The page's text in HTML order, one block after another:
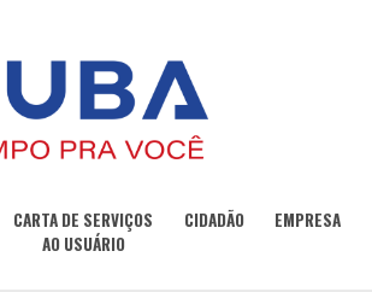
CARTA DE SERVIÇOS
AO USUÁRIO
CIDADÃO EMPRESA